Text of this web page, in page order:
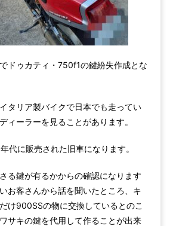
ドゥカティ・750f1の鍵紛失作成とな
タリア製バイクで日本でも走ってい
ィーラーを見ることがあります。
代に販売された旧車になります。
る鍵が有るかからの確認になります
お客さんから話を聞いたところ、キ
け900SSの物に交換しているとのこ
サキの鍵を代用して作ることが出来